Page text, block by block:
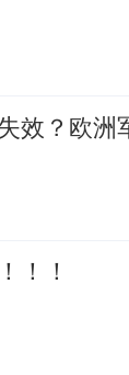
效？欧洲
！！